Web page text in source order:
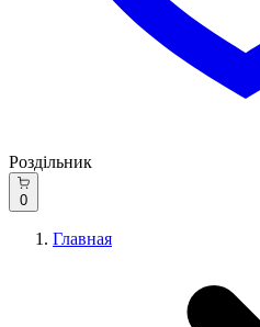
Роздільник
0
Главная